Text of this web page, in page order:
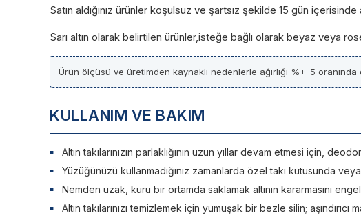
Satın aldığınız ürünler koşulsuz ve şartsız şekilde 15 gün
Sarı altın olarak belirtilen ürünler,isteğe bağlı olarak beyaz veya
Ürün ölçüsü ve üretimden kaynaklı nedenlerle ağırlığı %+-5
KULLANIM VE BAKIM
Altın takılarınızın parlaklığının uzun yıllar devam etmesi için,
Yüzüğünüzü kullanmadığınız zamanlarda özel takı kutusunda
Nemden uzak, kuru bir ortamda saklamak altının kararmasını
Altın takılarınızı temizlemek için yumuşak bir bezle silin; aşındırıcı